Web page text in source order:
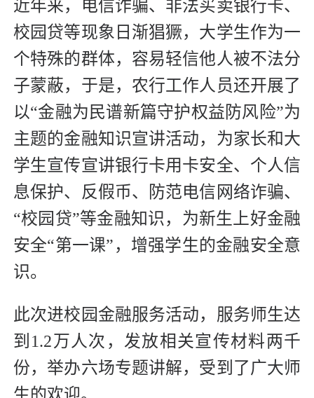
近年来，电信诈骗、非法买卖银行卡、
校园贷等现象日渐猖獗，大学生作为一
个特殊的群体，容易轻信他人被不法分
子蒙蔽，于是，农行工作人员还开展了
以“金融为民谱新篇守护权益防风险”为
主题的金融知识宣讲活动，为家长和大
学生宣传宣讲银行卡用卡安全、个人信
息保护、反假币、防范电信网络诈骗、
“校园贷”等金融知识，为新生上好金融
安全“第一课”，增强学生的金融安全意
识。
此次进校园金融服务活动，服务师生达
到1.2万人次，发放相关宣传材料两千
份，举办六场专题讲解，受到了广大师